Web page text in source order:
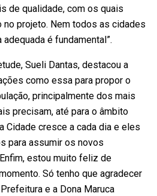
de qualidade, com os quais
no projeto. Nem todos as cidades
é fundamental”.
Sueli Dantas, destacou a
como essa para propor o
principalmente dos mais
precisam, até para o âmbito
Cidade cresce a cada dia e eles
para assumir os novos
estou muito feliz de
Só tenho que agradecer
e a Dona Maruca